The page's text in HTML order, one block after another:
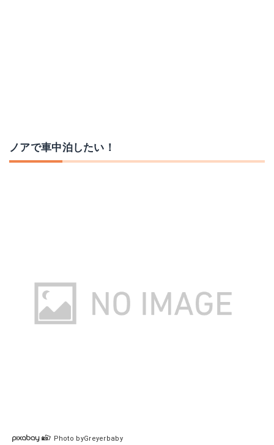
Amazonで詳細を見る
Yahoo!ショッピングで見る
ノアで車中泊したい！
Photo byGreyerbaby